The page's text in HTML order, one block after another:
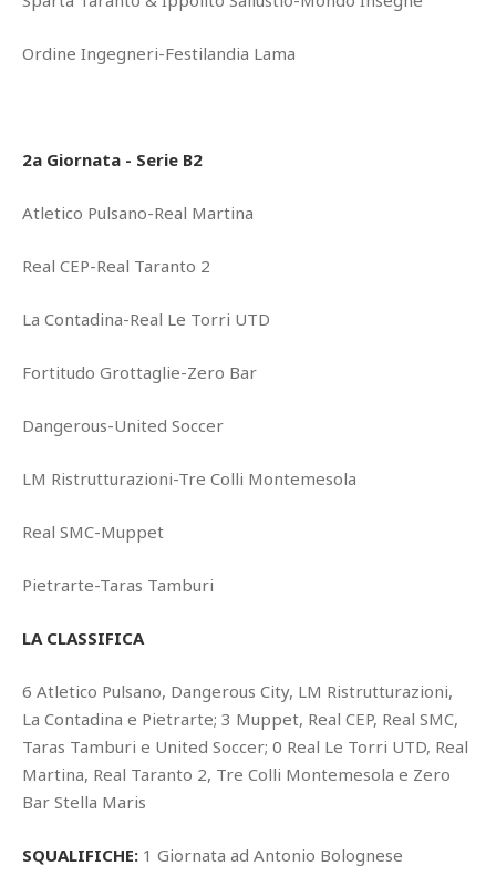
Ordine Ingegneri-Festilandia Lama
2a Giornata - Serie B2
Atletico Pulsano-Real Martina
Real CEP-Real Taranto 2
La Contadina-Real Le Torri UTD
Fortitudo Grottaglie-Zero Bar
Dangerous-United Soccer
LM Ristrutturazioni-Tre Colli Montemesola
Real SMC-Muppet
Pietrarte-Taras Tamburi
LA CLASSIFICA
6 Atletico Pulsano, Dangerous City, LM Ristrutturazioni,
La Contadina e Pietrarte; 3 Muppet, Real CEP, Real SMC,
Taras Tamburi e United Soccer; 0 Real Le Torri UTD, Real
Martina, Real Taranto 2, Tre Colli Montemesola e Zero
Bar Stella Maris
SQUALIFICHE: 1 Giornata ad Antonio Bolognese